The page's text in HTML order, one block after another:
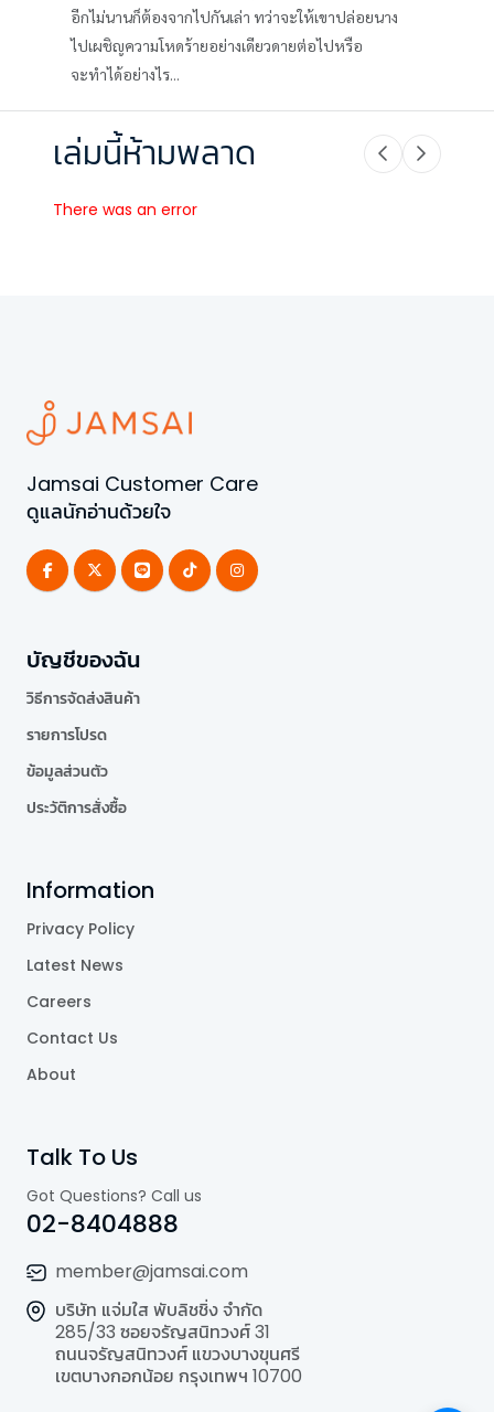
อีกไม่นานก็ต้องจากไปกันเล่า ทว่าจะให้เขาปล่อยนาง
ไปเผชิญความโหดร้ายอย่างเดียวดายต่อไปหรือ
จะทำได้อย่างไร...
เล่มนี้ห้ามพลาด
There was an error
Jamsai Customer Care
ดูแลนักอ่านด้วยใจ
บัญชีของฉัน
วิธีการจัดส่งสินค้า
รายการโปรด
ข้อมูลส่วนตัว
ประวัติการสั่งซื้อ
Information
Privacy Policy
Latest News
Careers
Contact Us
About
Talk To Us
Got Questions? Call us
02-8404888
member@jamsai.com
บริษัท แจ่มใส พับลิชชิ่ง จำกัด
285/33 ซอยจรัญสนิทวงศ์ 31
ถนนจรัญสนิทวงศ์ แขวงบางขุนศรี
เขตบางกอกน้อย กรุงเทพฯ 10700